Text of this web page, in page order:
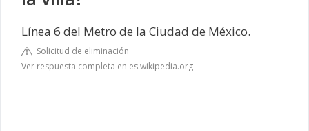
Línea 6 del Metro de la Ciudad de México.
Solicitud de eliminación
Ver respuesta completa en es.wikipedia.org